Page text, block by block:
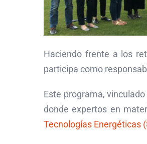
Haciendo frente a los
participa como
Este programa,
donde expertos en
Tecnologías Energéticas